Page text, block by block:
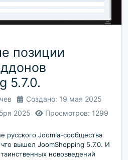
позиции
5.7.0.
Создано: 19 мая 2025
2025
Просмотров: 1299
русского Joomla-сообщества
вышел JoomShopping 5.7.0. И
нововведений